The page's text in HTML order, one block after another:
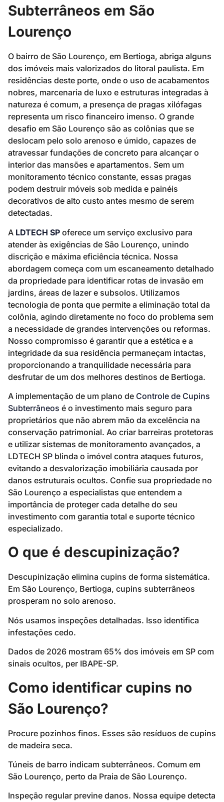
Subterrâneos em São
Lourenço
O bairro de São Lourenço, em Bertioga, abriga alguns
dos imóveis mais valorizados do litoral paulista. Em
residências deste porte, onde o uso de acabamentos
nobres, marcenaria de luxo e estruturas integradas à
natureza é comum, a presença de pragas xilófagas
representa um risco financeiro imenso. O grande
desafio em São Lourenço são as colônias que se
deslocam pelo solo arenoso e úmido, capazes de
atravessar fundações de concreto para alcançar o
interior das mansões e apartamentos. Sem um
monitoramento técnico constante, essas pragas
podem destruir móveis sob medida e painéis
decorativos de alto custo antes mesmo de serem
detectadas.
A LDTECH SP oferece um serviço exclusivo para
atender às exigências de São Lourenço, unindo
discrição e máxima eficiência técnica. Nossa
abordagem começa com um escaneamento detalhado
da propriedade para identificar rotas de invasão em
jardins, áreas de lazer e subsolos. Utilizamos
tecnologia de ponta que permite a eliminação total da
colônia, agindo diretamente no foco do problema sem
a necessidade de grandes intervenções ou reformas.
Nosso compromisso é garantir que a estética e a
integridade da sua residência permaneçam intactas,
proporcionando a tranquilidade necessária para
desfrutar de um dos melhores destinos de Bertioga.
A implementação de um plano de Controle de Cupins
Subterrâneos é o investimento mais seguro para
proprietários que não abrem mão da excelência na
conservação patrimonial. Ao criar barreiras protetoras
e utilizar sistemas de monitoramento avançados, a
LDTECH SP blinda o imóvel contra ataques futuros,
evitando a desvalorização imobiliária causada por
danos estruturais ocultos. Confie sua propriedade no
São Lourenço a especialistas que entendem a
importância de proteger cada detalhe do seu
investimento com garantia total e suporte técnico
especializado.
O que é descupinização?
Descupinização elimina cupins de forma sistemática.
Em São Lourenço, Bertioga, cupins subterrâneos
prosperam no solo arenoso.
Nós usamos inspeções detalhadas. Isso identifica
infestações cedo.
Dados de 2026 mostram 65% dos imóveis em SP com
sinais ocultos, per IBAPE-SP.
Como identificar cupins no
São Lourenço?
Procure pozinhos finos. Esses são resíduos de cupins
de madeira seca.
Túneis de barro indicam subterrâneos. Comum em
São Lourenço, perto da Praia de São Lourenço.
Inspeção regular previne danos. Nossa equipe detecta